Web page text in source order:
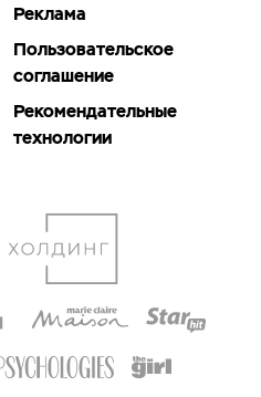
Реклама
Пользовательское
соглашение
Рекомендательные
технологии